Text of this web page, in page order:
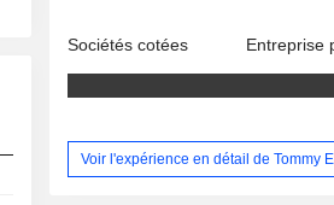
Sociétés cotées Entreprise
Voir l'expérience en détail de Tommy